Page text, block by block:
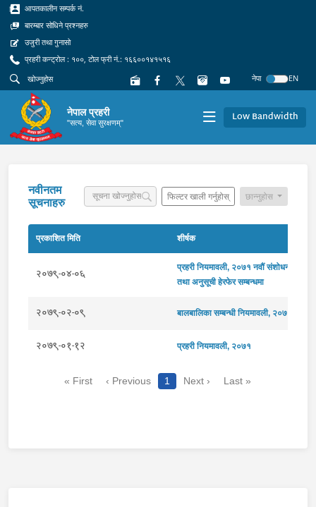
आपतकालीन सम्पर्क नं.
बारम्बार सोधिने प्रश्नहरु
उजुरी तथा गुनासो
प्रहरी कन्ट्रोल : १००, टोल फ्री नं.: १६६००१४१५१६
नेपा
EN
नेपाल प्रहरी
"सत्य, सेवा सुरक्षणम्" Low Bandwidth
नवीनतम
सूचनाहरु
फिल्टर खाली गर्नुहोस् छान्नुहोस
प्रकाशित मिति शीर्षक
२०७९-०४-०६
प्रहरी नियमावली, २०७१ नवौं संशोधन
तथा अनुसूची हेरफेर सम्बन्धमा
२०७९-०२-०९ बालबालिका सम्बन्धी नियमावली, २०७८
२०७९-०१-१२ प्रहरी नियमावली, २०७१
« First ‹ Previous 1 Next › Last »